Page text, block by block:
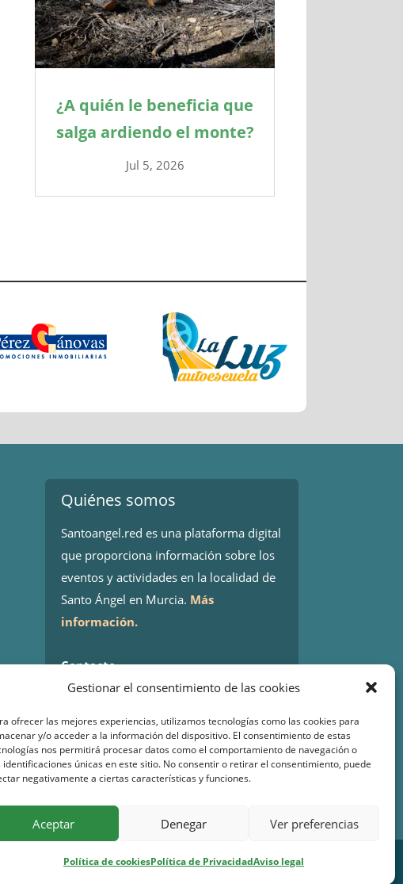
Gestionar el consentimiento de las cookies
ofrecer las mejores experiencias, utilizamos tecnologías como las cookies para
y/o acceder a la información del dispositivo. El consentimiento de estas
nos permitirá procesar datos como el comportamiento de navegación o
identificaciones únicas en este sitio. No consentir o retirar el consentimiento, puede
negativamente a ciertas características y funciones.
Aceptar Denegar Ver preferencias
Política de cookiesPolítica de PrivacidadAviso legal
¿A quién le beneficia que
salga ardiendo el monte?
Jul 5, 2026
Quiénes somos
Santoangel.red es una plataforma digital
que proporciona información sobre los
eventos y actividades en la localidad de
Santo Ángel en Murcia. Más
información.
Contacto
Isaac Peral 2
WhatsApp: 644 98 30 23
Email: info@santoangel.red
–Cookies